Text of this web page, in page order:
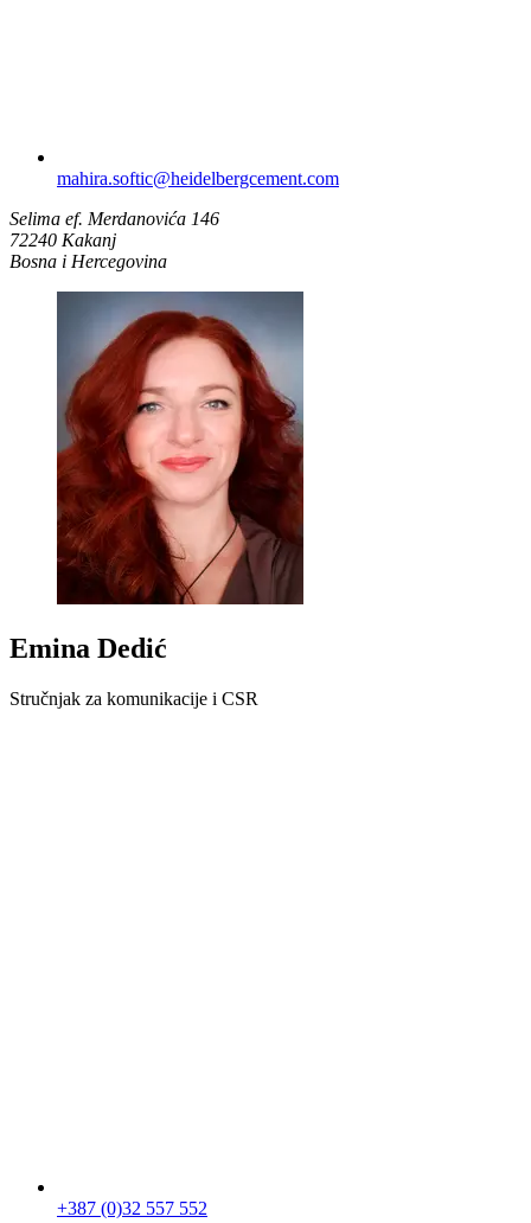
mahira.softic​@heidelbergcement.com
Selima ef. Merdanovića 146
72240 Kakanj
Bosna i Hercegovina
Emina Dedić
Stručnjak za komunikacije i CSR
+387 (0)32 557 552